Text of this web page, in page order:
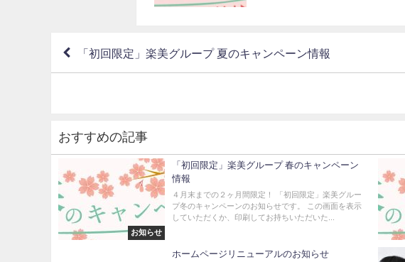
「初回限定」楽美グループ 夏のキャンペーン情報
おすすめの記事
お知らせ
「初回限定」楽美グループ 春のキャンペーン
情報
４月末までの２ヶ月間限定！ 「初回限定」楽美グルー
プ冬のキャンペーンのお知らせです。 この画面を表示
していただくか、印刷してお持ちいただいた...
ホームページリニューアルのお知らせ